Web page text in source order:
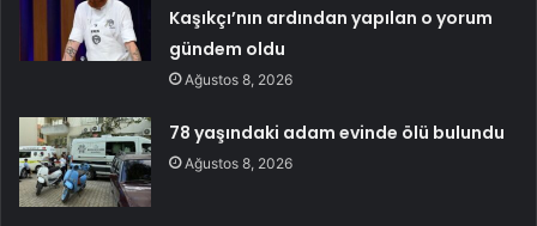
Kaşıkçı’nın ardından yapılan o yorum
gündem oldu
Ağustos 8, 2026
78 yaşındaki adam evinde ölü bulundu
Ağustos 8, 2026